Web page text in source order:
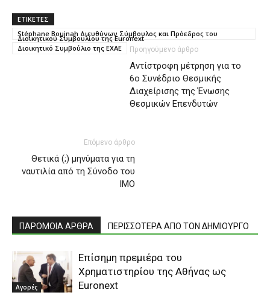
ΕΤΙΚΕΤΕΣ
Stéphane Boujnah Διευθύνων Σύμβουλος και Πρόεδρος του
Διοικητικού Συμβουλίου της Euronext
Διοικητικό Συμβούλιο της ΕΧΑΕ
Προηγούμενο άρθρο
Αντίστροφη μέτρηση για το
6ο Συνέδριο Θεσμικής
Διαχείρισης της Ένωσης
Θεσμικών Επενδυτών
Επόμενο άρθρο
Θετικά (;) μηνύματα για τη
ναυτιλία από τη Σύνοδο του
IMO
ΠΑΡΟΜΟΙΑ ΑΡΘΡΑ ΠΕΡΙΣΣΟΤΕΡΑ ΑΠΟ ΤΟΝ ΔΗΜΙΟΥΡΓΟ
Αγορές
Επίσημη πρεμιέρα του
Χρηματιστηρίου της Αθήνας ως
Euronext